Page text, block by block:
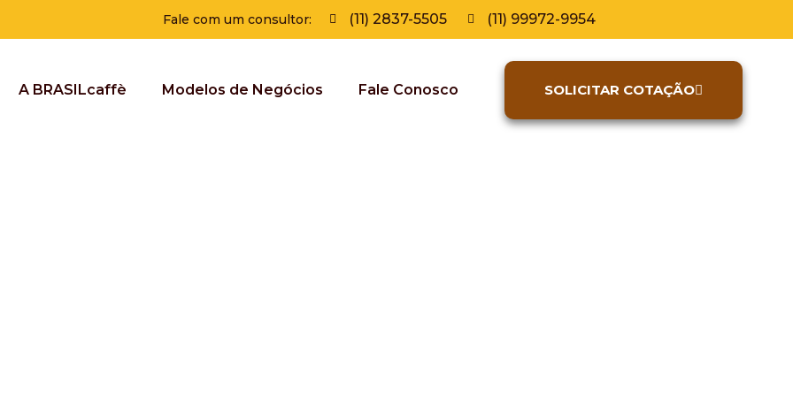
Fale com um consultor: (11) 2837-5505 (11) 99972-9954
A BRASILcaffè Modelos de Negócios Fale Conosco SOLICITAR COTAÇÃO